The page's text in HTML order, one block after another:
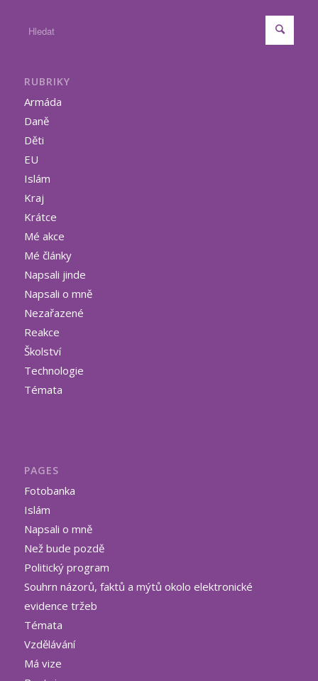
RUBRIKY
Armáda
Daně
Děti
EU
Islám
Kraj
Krátce
Mé akce
Mé články
Napsali jinde
Napsali o mně
Nezařazené
Reakce
Školství
Technologie
Témata
PAGES
Fotobanka
Islám
Napsali o mně
Než bude pozdě
Politický program
Souhrn názorů, faktů a mýtů okolo elektronické
evidence tržeb
Témata
Vzdělávání
Má vize